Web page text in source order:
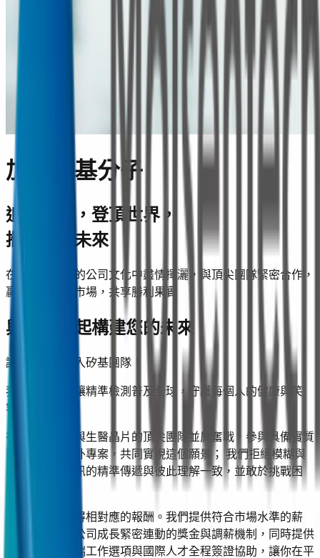
加入矽基分子
追求卓越，登頂世界，
攜手共創未來
在透明、信任的公司文化中盡情揮灑，與頂尖團隊緊密合作，
贏取全球醫檢市場，共享勝利果實
與我們一起構建您的未來
誠摯邀請你加入矽基團隊！
我們的使命是讓精準檢測普及全球，守護每個人的健康與笑
容。
在矽基，你將與生醫晶片的頂尖團隊並肩奮戰，參與具備實質
影響力的國內外專案，共同實現這個願景；
我們拒絕模糊與
內耗，追求資訊的精準傳遞與彼此理解一致，並敢於挑戰困
難。
非凡的努力值得相對應的報酬。我們提供符合市場水準的薪
酬，並搭配與公司成長緊密連動的獎金與調薪機制，同時提供
特定職缺的遠端工作選項與國際人才全程簽證協助，讓你在平